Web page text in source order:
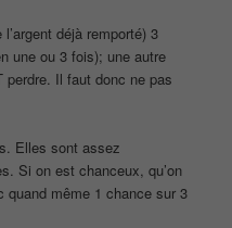
déjà remporté) 3
une ou 3 fois); une autre
perdre. Il faut donc ne pas
Elles sont assez
Si on est chanceux, qu’on
quand même 1 chance sur 3